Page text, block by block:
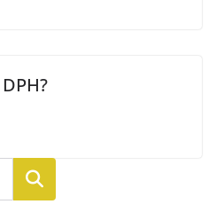
Hledat